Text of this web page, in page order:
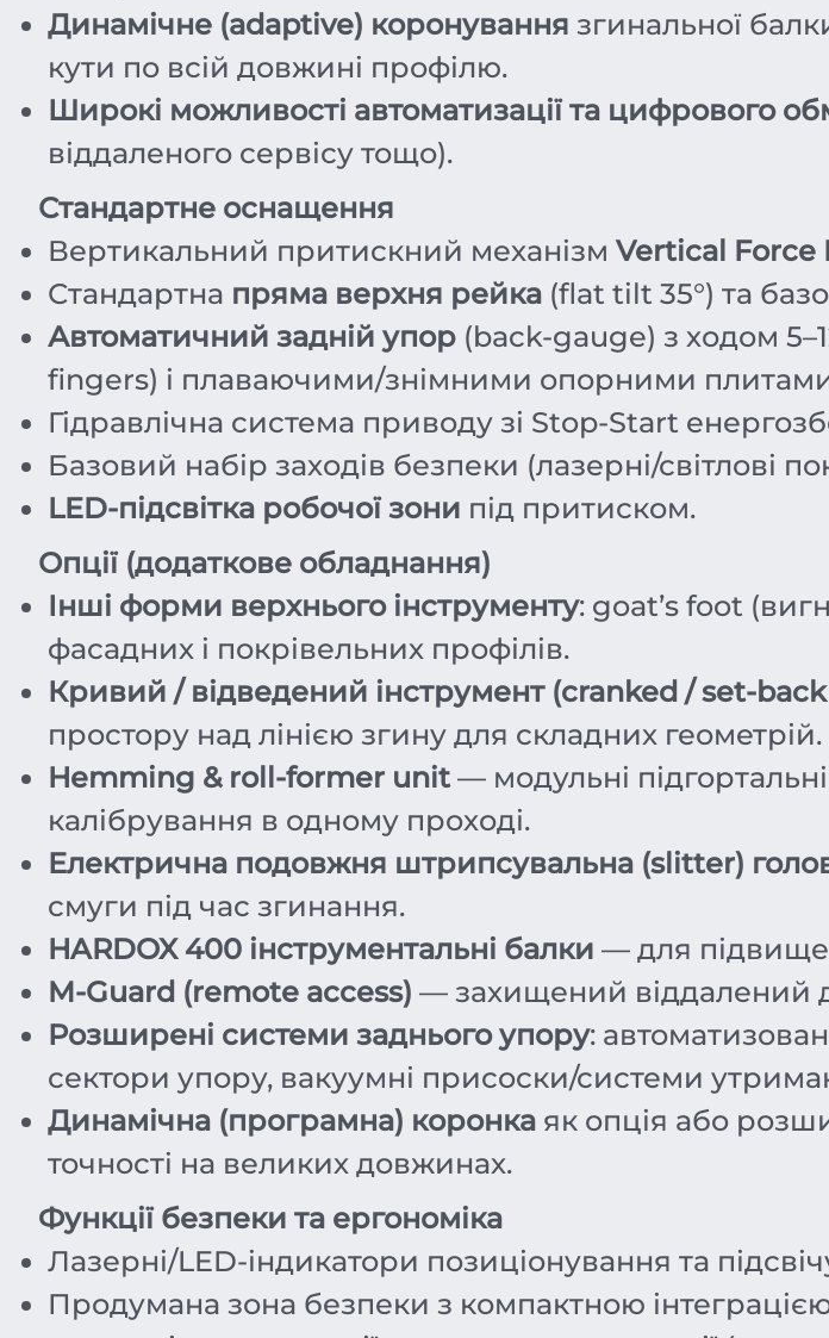
Динамічне (adaptive) коронування згинальної
кути по всій довжині профілю.
Широкі можливості автоматизації та цифрового
віддаленого сервісу тощо).
Стандартне оснащення
Вертикальний притискний механізм Vertical Force
Стандартна пряма верхня рейка (flat tilt 35°) та
Автоматичний задній упор (back-gauge) з ходом
fingers) і плаваючими/знімними опорними плитами
Гідравлічна система приводу зі Stop-Start
Базовий набір заходів безпеки (лазерні/світлові
LED-підсвітка робочої зони під притиском.
Опції (додаткове обладнання)
Інші форми верхнього інструменту: goat’s foot
фасадних і покрівельних профілів.
Кривий / відведений інструмент (cranked / set-
простору над лінією згину для складних геометрій.
Hemming & roll-former unit— модульні
калібрування в одному проході.
Електрична подовжня штрипсувальна (slitter)
смуги під час згинання.
HARDOX 400 інструментальні балки — для
M-Guard (remote access) — захищений віддалений
Розширені системи заднього упору:
сектори упору, вакуумні присоски/системи
Динамічна (програмна) коронка як опція або
точності на великих довжинах.
Функції безпеки та ергономіка
Лазерні/LED-індикатори позиціонування та
Продумана зона безпеки з компактною інтеграцією